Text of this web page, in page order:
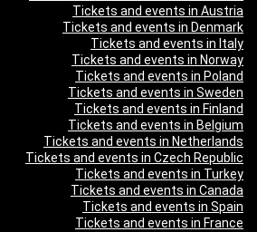
Tickets and events in Austria
Tickets and events in Denmark
Tickets and events in Italy
Tickets and events in Norway
Tickets and events in Poland
Tickets and events in Sweden
Tickets and events in Finland
Tickets and events in Belgium
Tickets and events in Netherlands
Tickets and events in Czech Republic
Tickets and events in Turkey
Tickets and events in Canada
Tickets and events in Spain
Tickets and events in France